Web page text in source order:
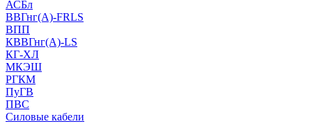
АСБл
ВВГнг(А)-FRLS
ВПП
КВВГнг(А)-LS
КГ-ХЛ
МКЭШ
РГКМ
ПуГВ
ПВС
Силовые кабели